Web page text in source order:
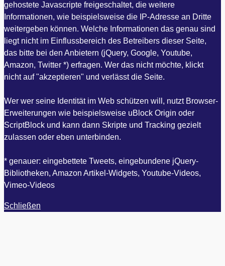
gehostete Javascripte freigeschaltet, die weitere
Informationen, wie beispielsweise die IP-Adresse an Dritte
weitergeben können. Welche Informationen das genau sind
liegt nicht im Einflussbereich des Betreibers dieser Seite,
das bitte bei den Anbietern (jQuery, Google, Youtube,
Amazon, Twitter *) erfragen. Wer das nicht möchte, klickt
nicht auf "akzeptieren" und verlässt die Seite.
Wer wer seine Identität im Web schützen will, nutzt Browser-
Erweiterungen wie beispielsweise uBlock Origin oder
ScriptBlock und kann dann Skripte und Tracking gezielt
zulassen oder eben unterbinden.
* genauer: eingebettete Tweets, eingebundene jQuery-
Bibliotheken, Amazon Artikel-Widgets, Youtube-Videos,
Vimeo-Videos
Schließen